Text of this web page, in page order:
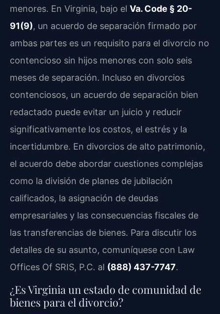
menores. En Virginia, bajo el Va. Code § 20-
91(9), un acuerdo de separación firmado por
ambas partes es un requisito para el divorcio no
contencioso sin hijos menores con solo seis
meses de separación. Incluso en divorcios
contenciosos, un acuerdo de separación bien
redactado puede evitar un juicio y reducir
significativamente los costos, el estrés y la
incertidumbre. En divorcios de alto patrimonio,
el acuerdo debe abordar cuestiones complejas
como la división de planes de jubilación
calificados, la asignación de deudas
empresariales y las consecuencias fiscales de
las transferencias de bienes. Para discutir los
detalles de su asunto, comuníquese con Law
Offices Of SRIS, P.C. al (888) 437-7747.
¿Es Virginia un estado de comunidad de
bienes para el divorcio?